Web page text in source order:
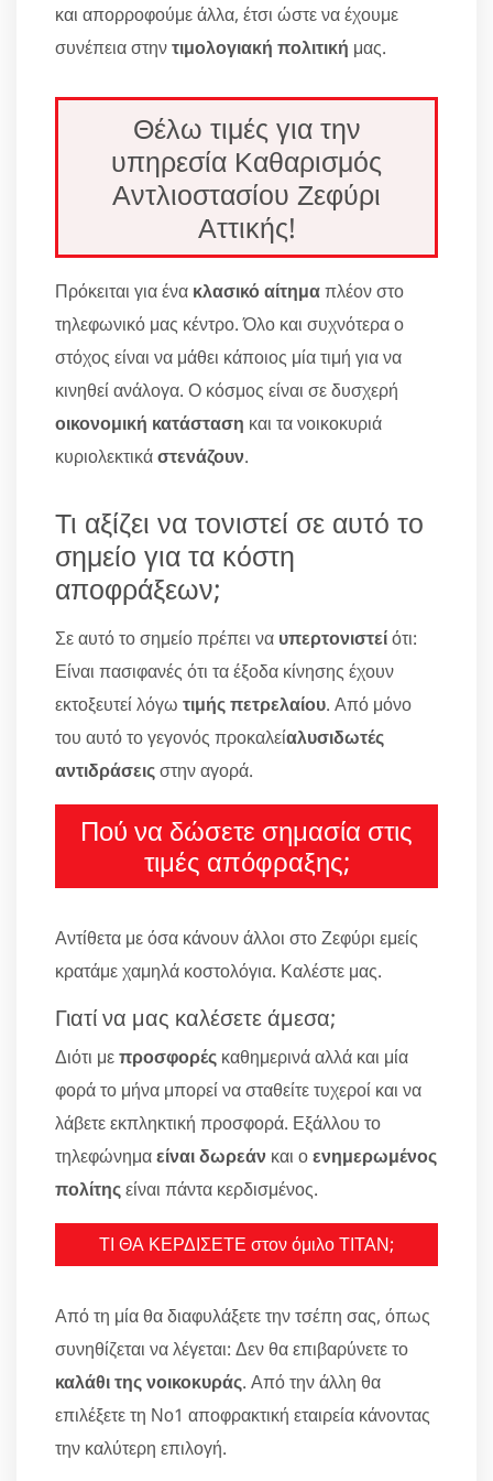
και απορροφούμε άλλα, έτσι ώστε να έχουμε
συνέπεια στηντιμολογιακή πολιτική μας.
Θέλω τιμές για την
υπηρεσία Καθαρισμός
Αντλιοστασίου Ζεφύρι
Αττικής!
Πρόκειται για ένα κλασικό αίτημαπλέον στο
τηλεφωνικό μας κέντρο. Όλο και συχνότερα ο
στόχος είναι να μάθει κάποιος μία τιμή για να
κινηθεί ανάλογα. Ο κόσμος είναι σε δυσχερή
οικονομική κατάσταση και τα νοικοκυριά
κυριολεκτικάστενάζουν.
Τι αξίζει να τονιστεί σε αυτό το
σημείο για τα κόστη
αποφράξεων;
Σε αυτό το σημείο πρέπει να υπερτονιστείότι:
Είναι πασιφανές ότι τα έξοδα κίνησης έχουν
εκτοξευτεί λόγω τιμής πετρελαίου. Από μόνο
του αυτό το γεγονός προκαλείαλυσιδωτές
αντιδράσειςστην αγορά.
Πού να δώσετε σημασία στις
τιμές απόφραξης;
Αντίθετα με όσα κάνουν άλλοι στο Ζεφύρι εμείς
κρατάμε χαμηλά κοστολόγια. Καλέστε μας.
Γιατί να μας καλέσετε άμεσα;
Διότι μεπροσφορές καθημερινά αλλά και μία
φορά το μήνα μπορεί να σταθείτε τυχεροί και να
λάβετε εκπληκτική προσφορά. Εξάλλου το
τηλεφώνημαείναι δωρεάν και οενημερωμένος
πολίτηςείναι πάντα κερδισμένος.
ΤΙ ΘΑ ΚΕΡΔΙΣΕΤΕ στον όμιλο ΤΙΤΑΝ;
Από τη μία θα διαφυλάξετε την τσέπη σας, όπως
συνηθίζεται να λέγεται: Δεν θα επιβαρύνετε το
καλάθι της νοικοκυράς. Από την άλλη θα
επιλέξετε τη Νο1 αποφρακτική εταιρεία κάνοντας
την καλύτερη επιλογή.